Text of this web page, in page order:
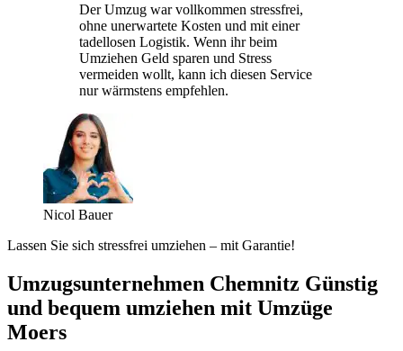
Der Umzug war vollkommen stressfrei,
ohne unerwartete Kosten und mit einer
tadellosen Logistik. Wenn ihr beim
Umziehen Geld sparen und Stress
vermeiden wollt, kann ich diesen Service
nur wärmstens empfehlen.
Nicol Bauer
Lassen Sie sich stressfrei umziehen – mit Garantie!
Umzugsunternehmen Chemnitz Günstig
und bequem umziehen mit Umzüge
Moers